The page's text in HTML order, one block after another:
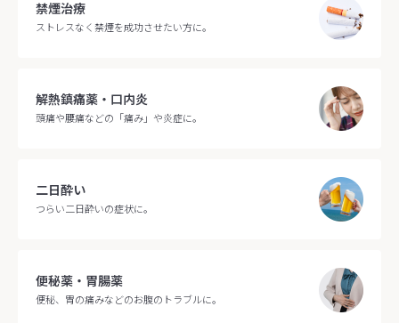
禁煙治療
ストレスなく禁煙を成功させたい方に。
解熱鎮痛薬・口内炎
頭痛や腰痛などの「痛み」や炎症に。
二日酔い
つらい二日酔いの症状に。
便秘薬・胃腸薬
便秘、胃の痛みなどのお腹のトラブルに。